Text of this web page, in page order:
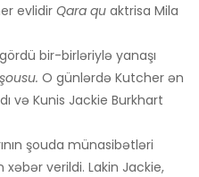
evlidir Qara qu aktrisa Mila
bir-birləriylə yanaşı
O günlərdə Kutcher ən
və Kunis Jackie Burkhart
şouda münasibətləri
verildi. Lakin Jackie,